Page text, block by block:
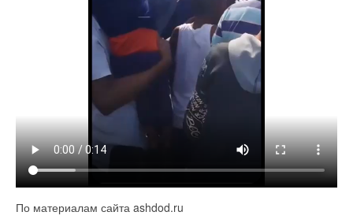
По материалам сайта ashdod.ru